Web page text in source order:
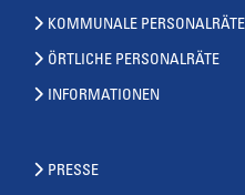
KOMMUNALE PERSONALRÄTE
ÖRTLICHE PERSONALRÄTE
INFORMATIONEN
PRESSE